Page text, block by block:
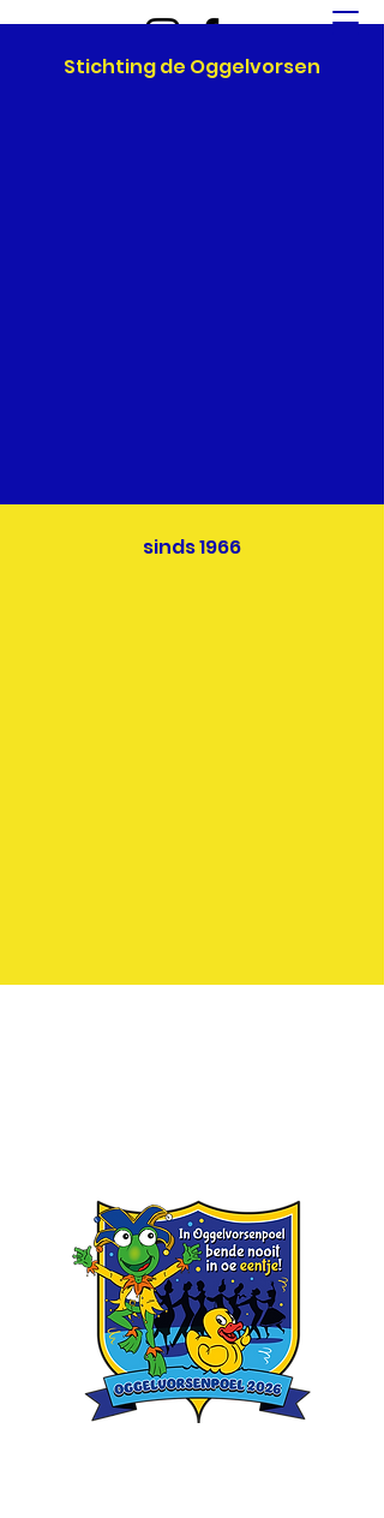
Stichting de Oggelvorsen
sinds 1966